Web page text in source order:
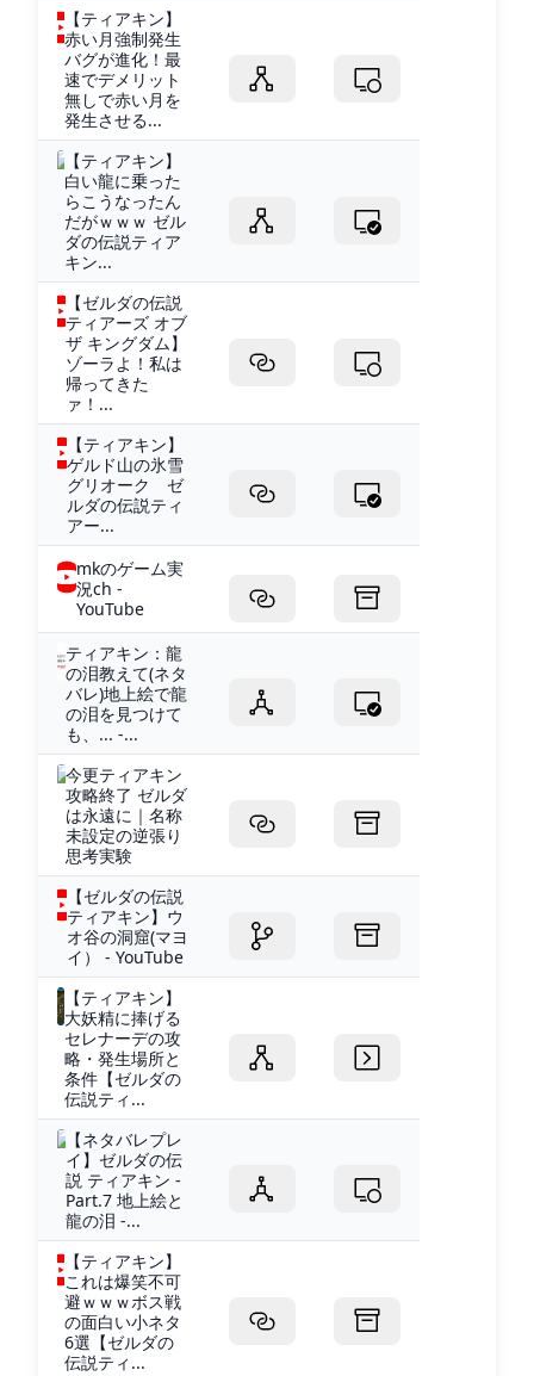
【ティアキン】
赤い月強制発生
バグが進化！最
速でデメリット
無しで赤い月を
発生させる...
【ティアキン】
白い龍に乗った
らこうなったん
だがｗｗｗ ゼル
ダの伝説ティア
キン...
【ゼルダの伝説
ティアーズ オブ
ザ キングダム】
ゾーラよ！私は
帰ってきた
ァ！...
【ティアキン】
ゲルド山の氷雪
グリオーク ゼ
ルダの伝説ティ
アー...
mkのゲーム実
況ch -
YouTube
ティアキン：龍
の泪教えて(ネタ
バレ)地上絵で龍
の泪を見つけて
も、... -...
今更ティアキン
攻略終了 ゼルダ
は永遠に｜名称
未設定の逆張り
思考実験
【ゼルダの伝説
ティアキン】ウ
オ谷の洞窟(マヨ
イ） - YouTube
【ティアキン】
大妖精に捧げる
セレナーデの攻
略・発生場所と
条件【ゼルダの
伝説ティ...
【ネタバレプレ
イ】ゼルダの伝
説 ティアキン -
Part.7 地上絵と
龍の泪 -...
【ティアキン】
これは爆笑不可
避ｗｗｗボス戦
の面白い小ネタ
6選【ゼルダの
伝説ティ...